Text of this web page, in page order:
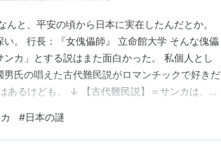
と、平安の頃から日本に実在したんだとか。
。 行長：『女傀儡師』 立命館大学 そんな傀儡
カ」とする説はまた面白かった。 私個人とし
氏の唱えた古代難民説がロマンチックで好きだ
あるけども、 ↓ 【古代難民説】＝サンカは、原
ない謎がありそうであるな。 ・・・さあ、仕
傀儡子…
#日本の謎